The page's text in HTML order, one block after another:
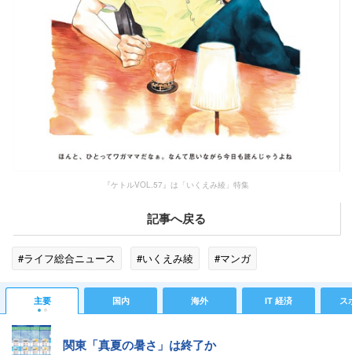
『ケトルVOL.57』は「いくえみ綾」特集
記事へ戻る
#ライフ総合ニュース #いくえみ綾 #マンガ
主要 国内 海外 IT 経済 ス
関東「真夏の暑さ」は終了か